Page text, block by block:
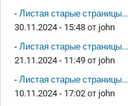
- Листая старые страницы...
30.11.2024 - 15:48 от john
- Листая старые страницы...
21.11.2024 - 11:49 от john
- Листая старые страницы...
10.11.2024 - 17:02 от john